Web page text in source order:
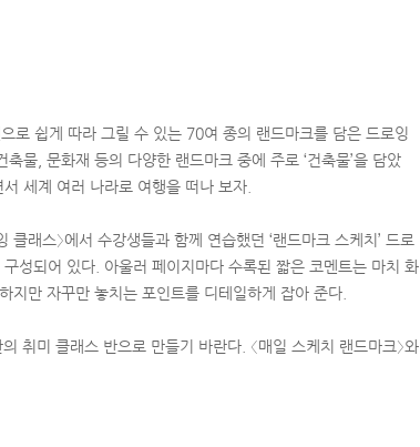
로 쉽게 따라 그릴 수 있는 70여 종의 랜드마크를 담은 드로잉
물, 문화재 등의 다양한 랜드마크 중에 주로 ‘건축물’을 담았
세계 여러 나라로 여행을 떠나 보자.
래스〉에서 수강생들과 함께 연습했던 ‘랜드마크 스케치’ 드로
성되어 있다. 아울러 페이지마다 수록된 짧은 코멘트는 마치 화
지만 자꾸만 놓치는 포인트를 디테일하게 잡아 준다.
취미 클래스 반으로 만들기 바란다. 〈매일 스케치 랜드마크〉와